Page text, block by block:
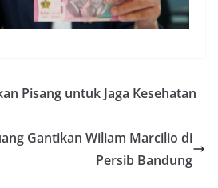
Pisang untuk Jaga Kesehatan
Gantikan Wiliam Marcilio di
Persib Bandung